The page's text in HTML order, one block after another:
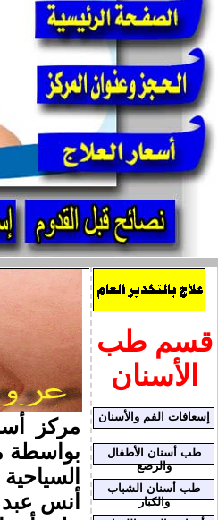
بواسطة
أنس
قسم طب
الأسنان
إسعافات الفم والأسنان
طب أسنان الأطفال
والرضع
طب أسنان الشباب
والكبار